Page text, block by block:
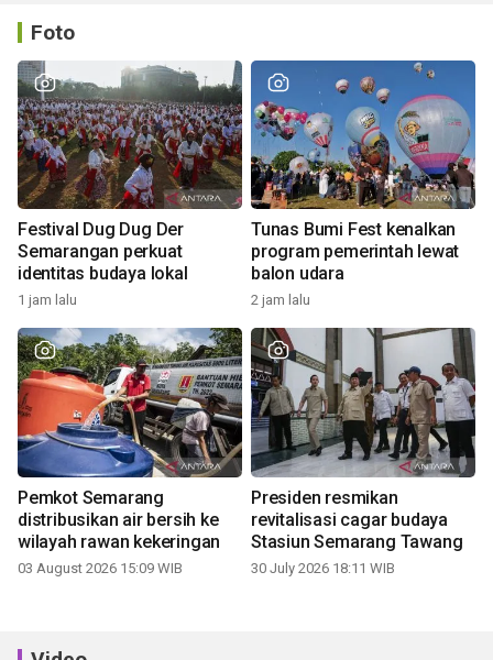
Foto
Festival Dug Dug Der
Semarangan perkuat
identitas budaya lokal
1 jam lalu
Tunas Bumi Fest kenalkan
program pemerintah lewat
balon udara
2 jam lalu
Pemkot Semarang
distribusikan air bersih ke
wilayah rawan kekeringan
03 August 2026 15:09 WIB
Presiden resmikan
revitalisasi cagar budaya
Stasiun Semarang Tawang
30 July 2026 18:11 WIB